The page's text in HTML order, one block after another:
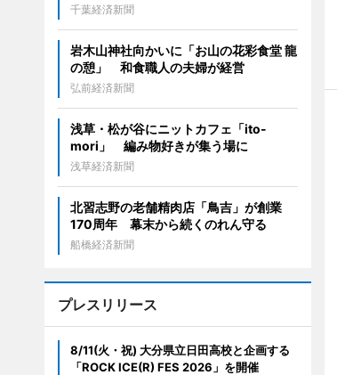
千葉経済新聞
岩木山神社向かいに「お山の花彩食堂 龍
の憩」 和食職人の夫婦が経営
弘前経済新聞
浅草・松が谷にニットカフェ「ito-
mori」 編み物好きが集う場に
浅草経済新聞
北習志野の老舗精肉店「鳥吉」が創業
170周年 幕末から続くのれん守る
船橋経済新聞
プレスリリース
8/11(火・祝) 大分県立日田高校と企画する
「ROCK ICE(R) FES 2026」を開催